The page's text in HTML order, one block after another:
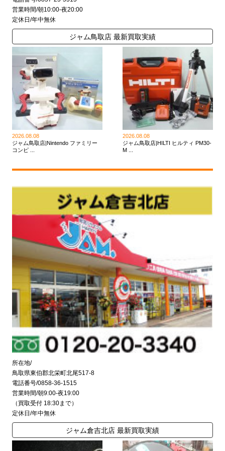
営業時間/朝10:00-夜20:00
定休日/年中無休
ジャム鳥取店 最新買取実績
2026.08.08
ジャム鳥取店|Nintendo ファミリー
コンピ ...
2026.08.08
ジャム鳥取店|HILTI ヒルティ PM30-
M ...
所在地/
鳥取県東伯郡北栄町北尾517-8
電話番号/0858-36-1515
営業時間/朝9:00-夜19:00
（買取受付 18:30まで）
定休日/年中無休
ジャム倉吉北店 最新買取実績